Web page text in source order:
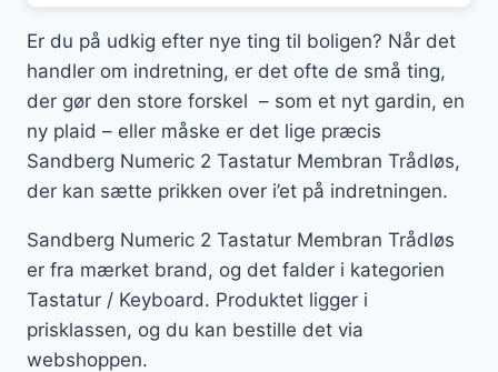
Er du på udkig efter nye ting til boligen? Når det
handler om indretning, er det ofte de små ting,
der gør den store forskel – som et nyt gardin, en
ny plaid – eller måske er det lige præcis
Sandberg Numeric 2 Tastatur Membran Trådløs,
der kan sætte prikken over i’et på indretningen.
Sandberg Numeric 2 Tastatur Membran Trådløs
er fra mærket brand, og det falder i kategorien
Tastatur / Keyboard. Produktet ligger i
prisklassen, og du kan bestille det via
webshoppen.